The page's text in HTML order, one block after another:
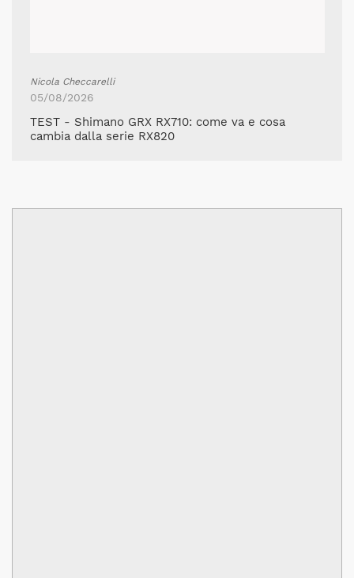
Nicola Checcarelli
05/08/2026
TEST - Shimano GRX RX710: come va e cosa
cambia dalla serie RX820